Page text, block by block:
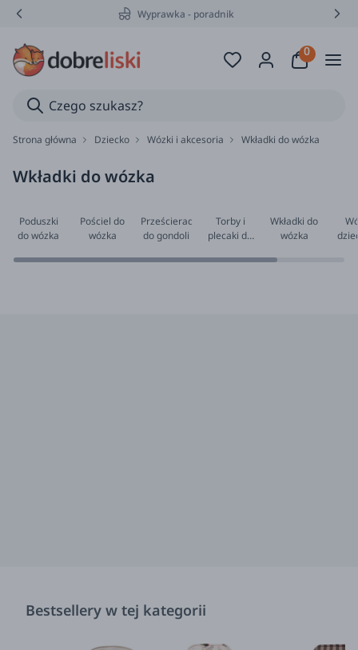
Wyprawka - poradnik
Strona główna Dziecko Wózki i akcesoria Wkładki do wózka
Wkładki do wózka
Poduszki
do wózka
Pościel do
wózka
Prześcieradła
do gondoli
Torby i
plecaki do
Wkładki do
wózka
Bestsellery w tej kategorii